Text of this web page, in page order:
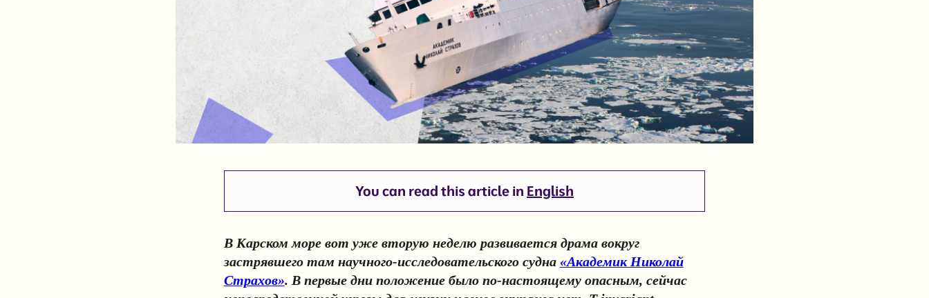
You can read this article in English
В Карском море вот уже вторую неделю развивается драма вокруг
застрявшего там научного-исследовательского судна «Академик Николай
Страхов». В первые дни положение было по-настоящему опасным, сейчас